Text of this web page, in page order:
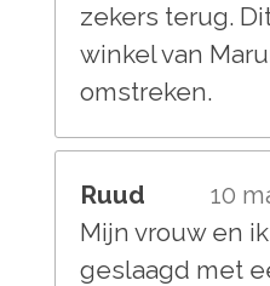
zekers terug.
winkel van
omstreken.
Ruud
10
Mijn vrouw en
geslaagd met